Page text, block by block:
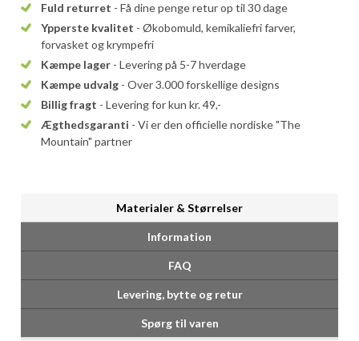
Fuld returret - Få dine penge retur op til 30 dage
Ypperste kvalitet - Økobomuld, kemikaliefri farver,
forvasket og krympefri
Kæmpe lager - Levering på 5-7 hverdage
Kæmpe udvalg - Over 3.000 forskellige designs
Billig fragt - Levering for kun kr. 49,-
Ægthedsgaranti - Vi er den officielle nordiske "The
Mountain" partner
Materialer & Størrelser
Information
FAQ
Levering, bytte og retur
Spørg til varen